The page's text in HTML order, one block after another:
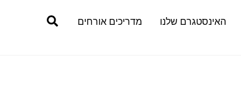
Search האינסטגרם שלנו מדריכים אורחים